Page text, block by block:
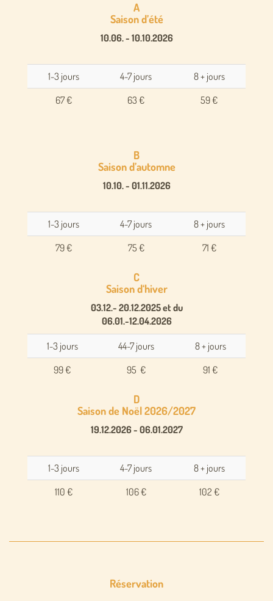
A
Saison d’été
10.06. - 10.10.2026
1-3 jours 4-7 jours
8 + jours
67 €
63 € 59 €
B
Saison d’automne
10.10. - 01.11.2026
1-3 jours 4-7 jours
8 + jours
79 €
75 € 71 €
C
Saison d‘hiver
03.12.- 20.12.2025 et du
06.01.-12.04.2026
1-3 jours 44-7 jours
8 + jours
99 €
95 € 91 €
D
Saison de Noël 2026/2027
19.12.2026 - 06.01.2027
1-3 jours 4-7 jours
8 + jours
110 €
106 € 102 €
Réservation